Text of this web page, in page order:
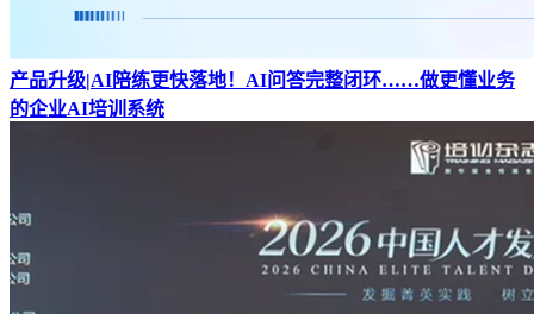
产品升级|AI陪练更快落地！AI问答完整闭环……做更懂业务
的企业AI培训系统